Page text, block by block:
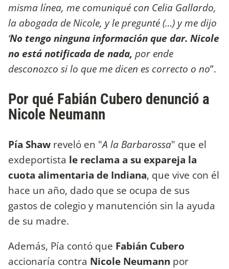
misma línea, me comuniqué con Celia Gallardo,
la abogada de Nicole, y le pregunté (…) y me dijo
‘No tengo ninguna información que dar. Nicole
no está notificada de nada, por ende
desconozco si lo que me dicen es correcto o no”.
Por qué Fabián Cubero denunció a
Nicole Neumann
Pía Shaw reveló en "A la Barbarossa" que el
exdeportista le reclama a su expareja la
cuota alimentaria de Indiana, que vive con él
hace un año, dado que se ocupa de sus
gastos de colegio y manutención sin la ayuda
de su madre.
Además, Pía contó que Fabián Cubero
accionaría contra Nicole Neumann por